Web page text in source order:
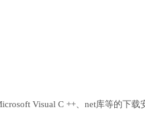
Visual C ++、net库等的下载